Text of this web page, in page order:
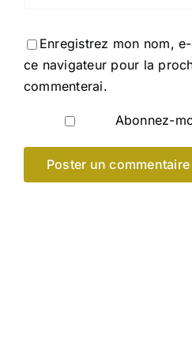
Enregistrez mon nom,
ce navigateur pour la
commenterai.
Abonnez-